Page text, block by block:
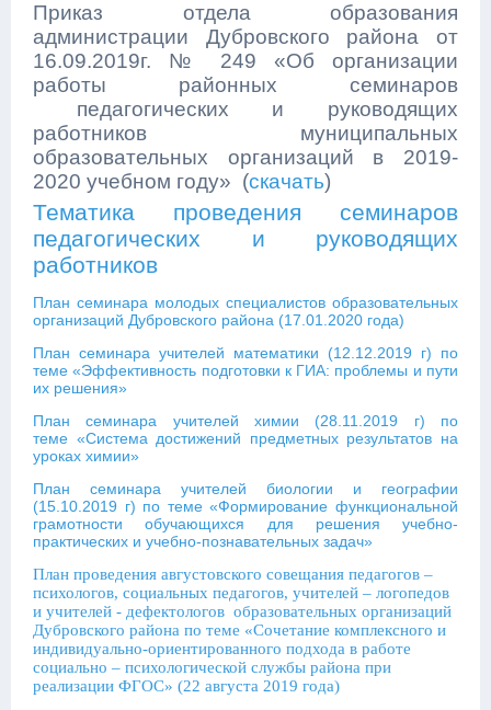
Приказ отдела образования
администрации Дубровского района от
16.09.2019г. № 249 «Об организации
работы районных семинаров
педагогических и руководящих
работников муниципальных
образовательных организаций в 2019-
2020 учебном году» (скачать)
Тематика проведения семинаров
педагогических и руководящих
работников
План семинара молодых специалистов образовательных
организаций Дубровского района (17.01.2020 года)
План семинара учителей математики (12.12.2019 г) по
теме «Эффективность подготовки к ГИА: проблемы и пути
их решения»
План семинара учителей химии (28.11.2019 г) по
теме «Система достижений предметных результатов на
уроках химии»
План семинара учителей биологии и географии
(15.10.2019 г) по теме «Формирование функциональной
грамотности обучающихся для решения учебно-
практических и учебно-познавательных задач»
План проведения августовского совещания педагогов –
психологов, социальных педагогов, учителей – логопедов
и учителей - дефектологов образовательных организаций
Дубровского района по теме «Сочетание комплексного и
индивидуально-ориентированного подхода в работе
социально – психологической службы района при
реализации ФГОС» (22 августа 2019 года)